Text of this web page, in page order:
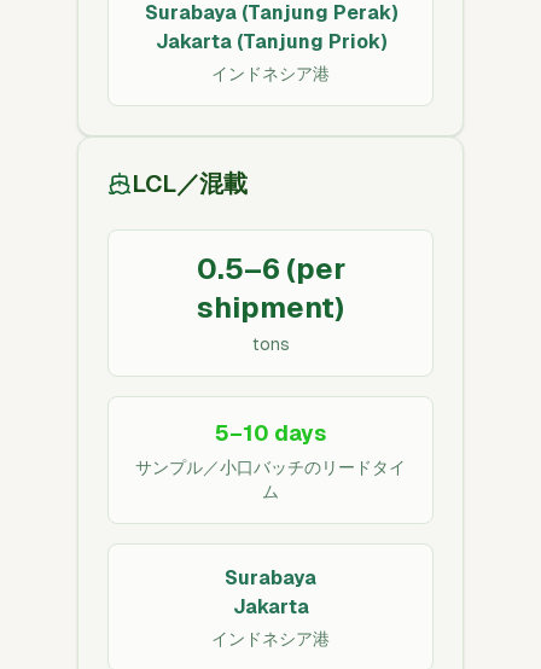
Surabaya (Tanjung Perak)
Jakarta (Tanjung Priok)
インドネシア港
LCL／混載
0.5–6 (per
shipment)
tons
5–10 days
サンプル／小口バッチのリードタイ
ム
Surabaya
Jakarta
インドネシア港